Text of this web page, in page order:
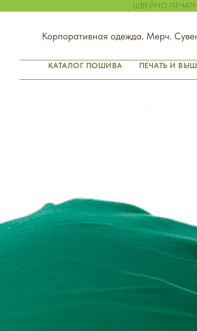
ШВЕЙНО-
Корпоративная одежда. Мерч.
КАТАЛОГ ПОШИВА ПЕЧАТЬ И